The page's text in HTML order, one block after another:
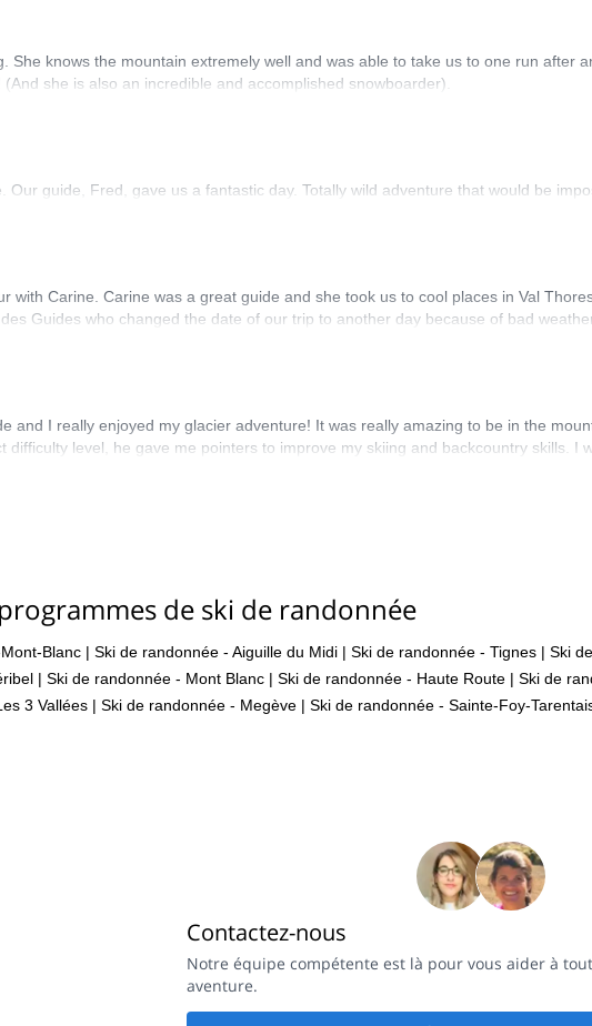
She knows the mountain extremely well and was able to take us to one run
she is also an incredible and accomplished snowboarder).
Our guide, Fred, gave us a fantastic day. Totally wild adventure that would be
with Carine. Carine was a great guide and she took us to cool places in Val
Guides who changed the date of our trip to another day because of bad
and I really enjoyed my glacier adventure! It was really amazing to be in the
difficulty level, he gave me pointers to improve my skiing and backcountry skills. I
de ski de randonnée
Blanc | Ski de randonnée - Aiguille du Midi | Ski de randonnée - Tignes | Ski
| Ski de randonnée - Mont Blanc | Ski de randonnée - Haute Route | Ski de
3 Vallées | Ski de randonnée - Megève | Ski de randonnée - Sainte-Foy-
Contactez-nous
Notre équipe compétente est là pour vous aider à
aventure.